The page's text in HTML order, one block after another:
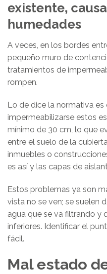
existente,
humedades
A veces, en los bordes
pequeño muro de
tratamientos de
rompen.
Lo de dice la normativa
impermeabilizarse estos
mínimo de 30 cm, lo que
entre el suelo de la
inmuebles o
es así y las capas de
Estos problemas ya son
vista no se ven; se suelen
agua que se va filtrando y
inferiores. Identificar el
fácil.
Mal estado